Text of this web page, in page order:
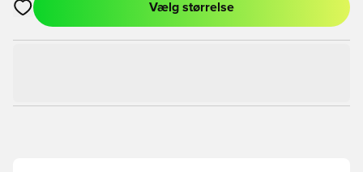
Åbner en Modal til at logge ind eller tilmelde dig som medlem
Vælg størrelse